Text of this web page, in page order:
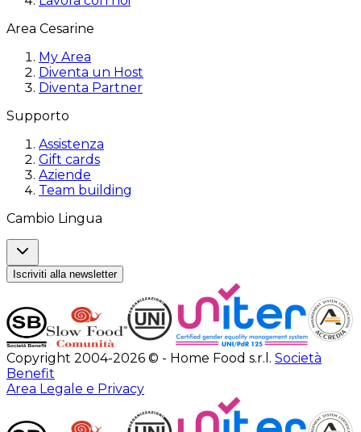
Area Cesarine
My Area
Diventa un Host
Diventa Partner
Supporto
Assistenza
Gift cards
Aziende
Team building
Cambio Lingua
Iscriviti alla newsletter
Copyright 2004-2026 © - Home Food s.r.l. Società
Benefit
Area Legale e Privacy